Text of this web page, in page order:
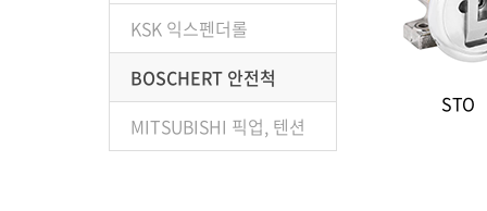
KSK 익스펜더롤
BOSCHERT 안전척
MITSUBISHI 픽업, 텐션